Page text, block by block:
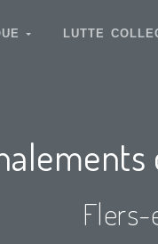
LUTTE